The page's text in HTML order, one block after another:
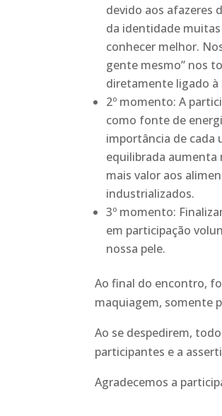
devido aos afazeres
da identidade
conhecer melhor.
gente mesmo” nos
diretamente ligado à
2º momento: A
como fonte de
importância de cada
equilibrada aumenta
mais valor aos
industrializados.
3º momento:
em participação
nossa pele.
Ao final do encontro,
maquiagem, somente
Ao se despedirem,
participantes e a
Agradecemos a